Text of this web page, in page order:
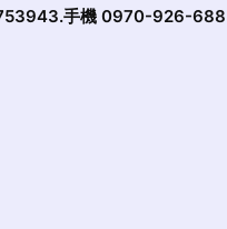
手機 0970-926-688